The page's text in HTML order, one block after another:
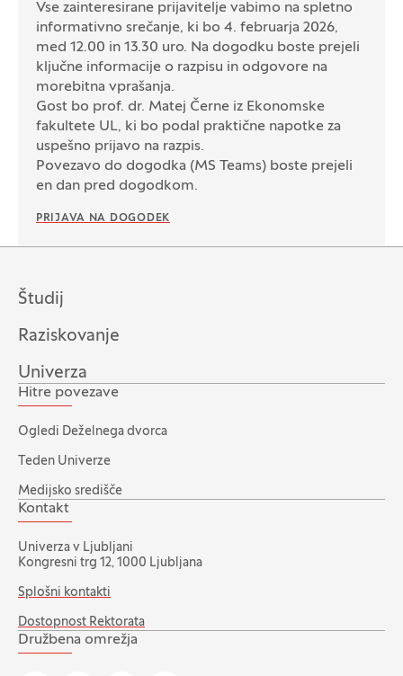
Vse zainteresirane prijavitelje vabimo na spletno
informativno srečanje, ki bo 4. februarja 2026,
med 12.00 in 13.30 uro. Na dogodku boste prejeli
ključne informacije o razpisu in odgovore na
morebitna vprašanja.
Gost bo prof. dr. Matej Černe iz Ekonomske
fakultete UL, ki bo podal praktične napotke za
uspešno prijavo na razpis.
Povezavo do dogodka (MS Teams) boste prejeli
en dan pred dogodkom.
PRIJAVA NA DOGODEK
Študij
Raziskovanje
Univerza
Hitre povezave
Ogledi Deželnega dvorca
Teden Univerze
Medijsko središče
Kontakt
Univerza v Ljubljani
Kongresni trg 12, 1000 Ljubljana
Splošni kontakti
Dostopnost Rektorata
Družbena omrežja